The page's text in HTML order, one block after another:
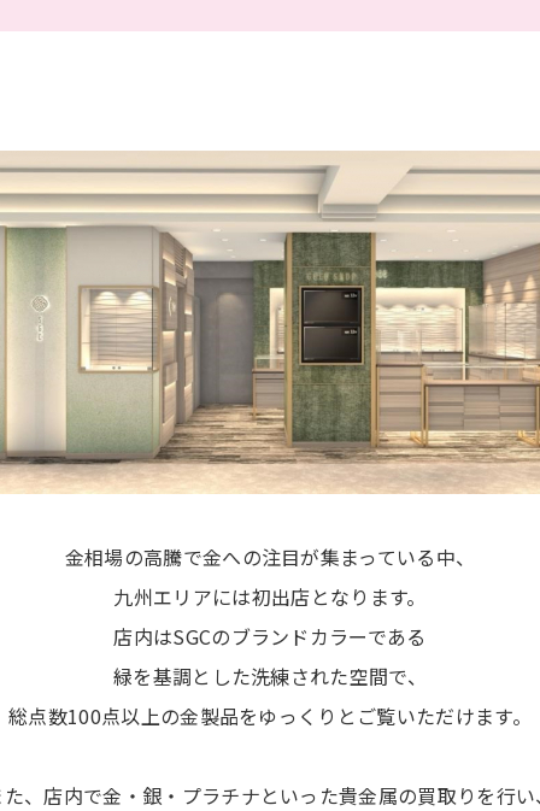
金相場の高騰で金への注目が集まっている中、
九州エリアには初出店となります。
店内はSGCのブランドカラーである
緑を基調とした洗練された空間で、
総点数100点以上の金製品をゆっくりとご覧いただけます。
、店内で金・銀・プラチナといった貴金属の買取りを行